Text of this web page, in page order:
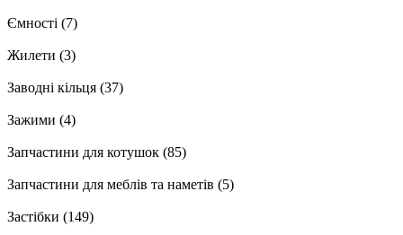
Ємності (7)
Жилети (3)
Заводні кільця (37)
Зажими (4)
Запчастини для котушок (85)
Запчастини для меблів та наметів (5)
Застібки (149)